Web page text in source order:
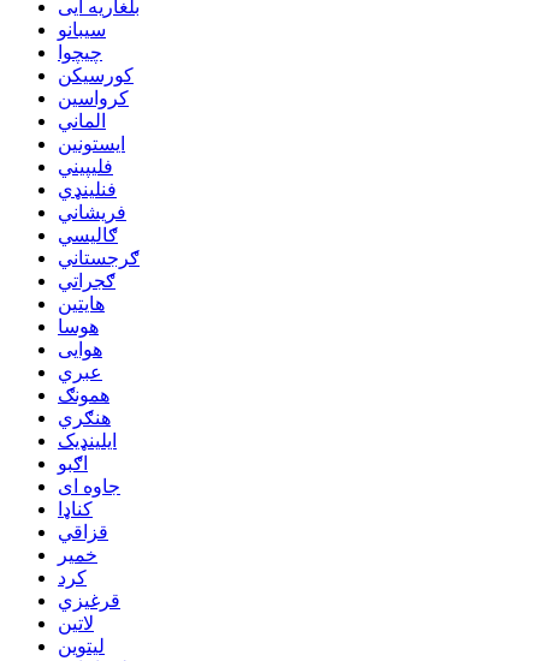
بلغاریه ایی
سیبانو
چیچوا
کورسیکن
کرواسین
الماني
ایستونین
فلیپیني
فنلینډي
فريشاني
ګالیسي
ګرجستاني
ګجراتي
هایتین
هوسا
هوایی
عبري
همونګ
هنګري
ایلینډیک
اګبو
جاوه ای
کناډا
قزاقي
خمیر
کرد
قرغیزي
لاتین
لیتوین